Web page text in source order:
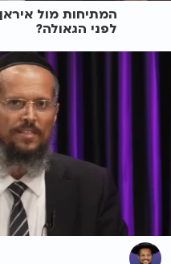
המתיחות מול
לפני הגאולה?